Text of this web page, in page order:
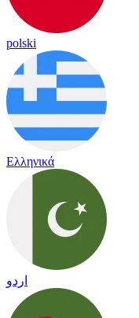
polski
Ελληνικά
اردو